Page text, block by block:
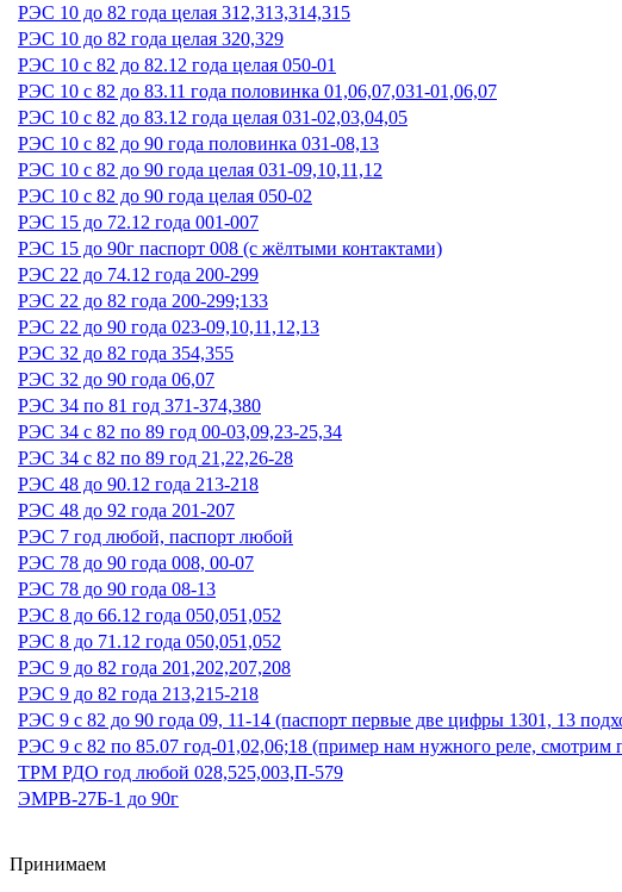
РЭС 10 до 82 года целая 312,313,314,315
РЭС 10 до 82 года целая 320,329
РЭС 10 с 82 до 82.12 года целая 050-01
РЭС 10 с 82 до 83.11 года половинка 01,06,07,031-01,06,07
РЭС 10 с 82 до 83.12 года целая 031-02,03,04,05
РЭС 10 с 82 до 90 года половинка 031-08,13
РЭС 10 с 82 до 90 года целая 031-09,10,11,12
РЭС 10 с 82 до 90 года целая 050-02
РЭС 15 до 72.12 года 001-007
РЭС 15 до 90г паспорт 008 (с жёлтыми контактами)
РЭС 22 до 74.12 года 200-299
РЭС 22 до 82 года 200-299;133
РЭС 22 до 90 года 023-09,10,11,12,13
РЭС 32 до 82 года 354,355
РЭС 32 до 90 года 06,07
РЭС 34 по 81 год 371-374,380
РЭС 34 с 82 по 89 год 00-03,09,23-25,34
РЭС 34 с 82 по 89 год 21,22,26-28
РЭС 48 до 90.12 года 213-218
РЭС 48 до 92 года 201-207
РЭС 7 год любой, паспорт любой
РЭС 78 до 90 года 008, 00-07
РЭС 78 до 90 года 08-13
РЭС 8 до 66.12 года 050,051,052
РЭС 8 до 71.12 года 050,051,052
РЭС 9 до 82 года 201,202,207,208
РЭС 9 до 82 года 213,215-218
РЭС 9 с 82 до 90 года 09, 11-14 (паспорт первые две цифры 1301, 13
РЭС 9 с 82 по 85.07 год-01,02,06;18 (пример нам нужного реле, смотрим
ТРМ РДО год любой 028,525,003,П-579
ЭМРВ-27Б-1 до 90г
Принимаем